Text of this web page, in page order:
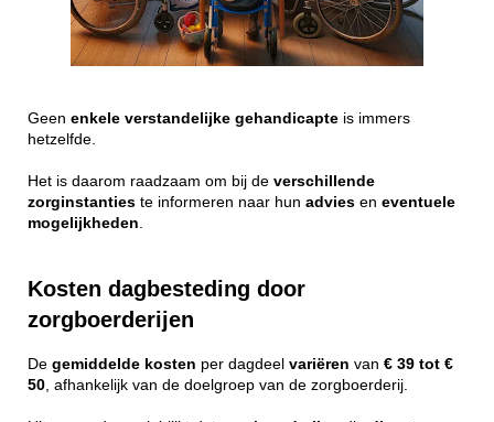
Geen enkele verstandelijke gehandicapte is immers
hetzelfde.
Het is daarom raadzaam om bij de verschillende
zorginstanties te informeren naar hun advies en eventuele
mogelijkheden.
Kosten dagbesteding door
zorgboerderijen
De gemiddelde kosten per dagdeel variëren van € 39 tot €
50 , afhankelijk van de doelgroep van de zorgboerderij.